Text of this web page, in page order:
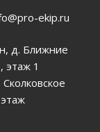
ekip.ru
д. Ближние
этаж 1